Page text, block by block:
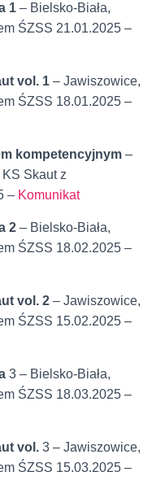
1 – Bielsko-Biała,
ŚZSS 21.01.2025 –
vol. 1 – Jawiszowice,
ŚZSS 18.01.2025 –
kompetencyjnym –
Skaut z
– Komunikat
2 – Bielsko-Biała,
ŚZSS 18.02.2025 –
vol. 2 – Jawiszowice,
ŚZSS 15.02.2025 –
3 – Bielsko-Biała,
ŚZSS 18.03.2025 –
vol. 3 – Jawiszowice,
ŚZSS 15.03.2025 –